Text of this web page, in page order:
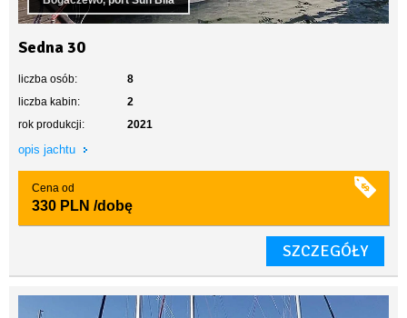
Sedna 30
liczba osób:
8
liczba kabin:
2
rok produkcji:
2021
opis jachtu
Cena od
330 PLN /dobę
SZCZEGÓŁY